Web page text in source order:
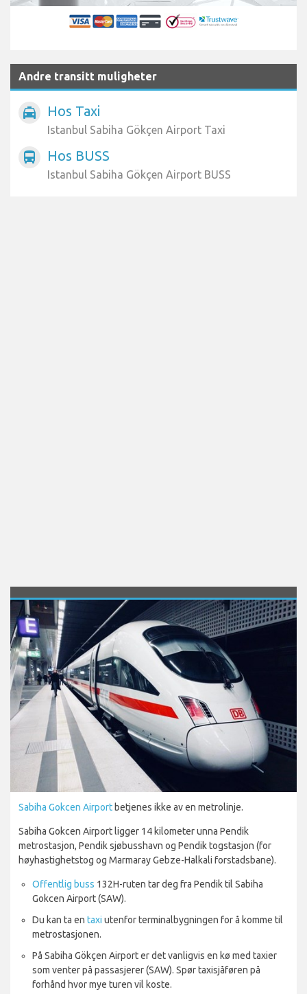
Andre transitt muligheter
local_taxi Hos Taxi
Istanbul Sabiha Gökçen Airport Taxi
directions_bus Hos BUSS
Istanbul Sabiha Gökçen Airport BUSS
Sabiha Gokcen Airport betjenes ikke av en metrolinje.
Sabiha Gokcen Airport ligger 14 kilometer unna Pendik
metrostasjon, Pendik sjøbusshavn og Pendik togstasjon (for
høyhastighetstog og Marmaray Gebze-Halkali forstadsbane).
Offentlig buss 132H-ruten tar deg fra Pendik til Sabiha
Gokcen Airport (SAW).
Du kan ta en taxi utenfor terminalbygningen for å komme til
metrostasjonen.
På Sabiha Gökçen Airport er det vanligvis en kø med taxier
som venter på passasjerer (SAW). Spør taxisjåføren på
forhånd hvor mye turen vil koste.